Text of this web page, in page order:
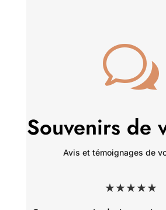
w
Souvenirs de
Avis et témoignages de
★★★★★